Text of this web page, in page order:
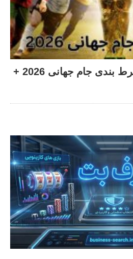
نکات طلایی برای شرط بندی جام جهانی 2026 +